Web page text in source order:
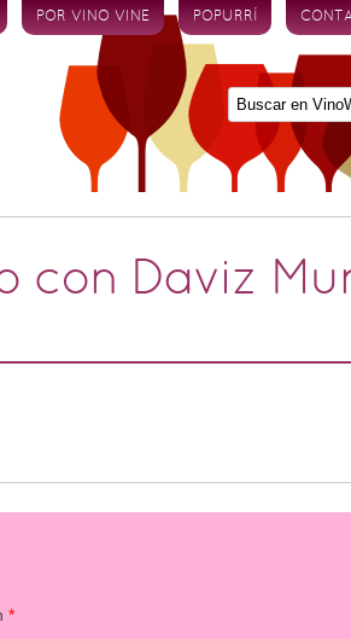
POR VINO VINE POPURRÍ
con Daviz
*